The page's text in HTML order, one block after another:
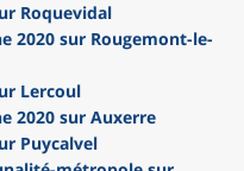
Roquevidal
2020 sur Rougemont-le-
Lercoul
2020 sur Auxerre
Puycalvel